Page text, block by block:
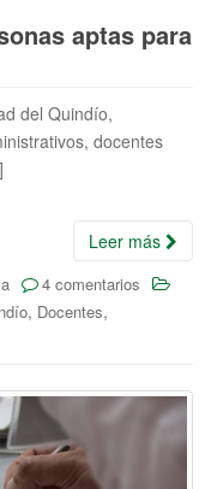
aptas para
del Quindío,
docentes
Leer más
4 comentarios
, Docentes,